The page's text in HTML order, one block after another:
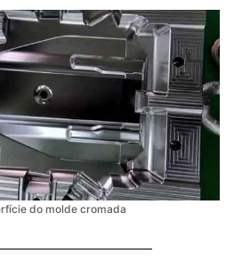
do molde cromada